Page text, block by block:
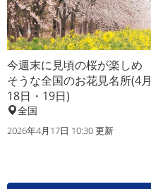
今週末に見頃の桜が楽しめ
そうな全国のお花見名所(4月
18日・19日)
全国
2026年4月17日 10:30 更新